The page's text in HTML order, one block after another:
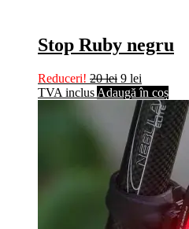
Stop Ruby negru
Reduceri! 20lei 9 lei
TVA inclus Adaugă în coș